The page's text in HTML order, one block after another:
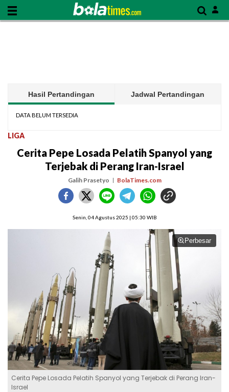
Hasil Pertandingan Jadwal Pertandingan
DATA BELUM TERSEDIA
LIGA
Cerita Pepe Losada Pelatih Spanyol yang
Terjebak di Perang Iran-Israel
Galih Prasetyo BolaTimes.com
Senin, 04 Agustus 2025 | 05:30 WIB
Perbesar
Cerita Pepe Losada Pelatih Spanyol yang Terjebak di Perang Iran-
Israel